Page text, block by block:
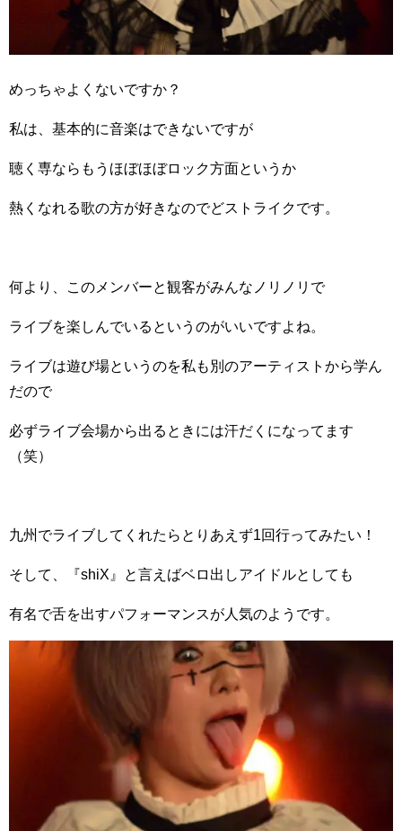
めっちゃよくないですか？
私は、基本的に音楽はできないですが
聴く専ならもうほぼほぼロック方面というか
熱くなれる歌の方が好きなのでどストライクです。
何より、このメンバーと観客がみんなノリノリで
ライブを楽しんでいるというのがいいですよね。
ライブは遊び場というのを私も別のアーティストから学ん
だので
必ずライブ会場から出るときには汗だくになってます
（笑）
九州でライブしてくれたらとりあえず1回行ってみたい！
そして、『shiX』と言えばベロ出しアイドルとしても
有名で舌を出すパフォーマンスが人気のようです。